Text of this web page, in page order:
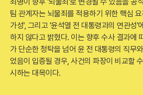
팀 관계자는 뇌물죄를 적용하기 위한 핵심
가성', 그리고 '윤석열 전 대통령과의 연관성'
하지 않다고 밝혔다. 이는 향후 수사 결과에
가 단순한 청탁을 넘어 윤 전 대통령의 직무
었음이 입증될 경우, 사건의 파장이 비교할
시하는 대목이다.